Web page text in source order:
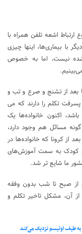
اشعه تلفن همراه با
با بیماری‌ها، اینها چیزی
نیست، اما به خصوص
بعد از تشنج و صرع و تب و
تکلم را دارند که می
اکنون خانواده‌ها یک
گونه مسائل هم وجود دارد،
از کرونا که خانواده‌ها در
و کودک به سمت آموزش‌های
ما شایع تر شد.
از صبح تا شب بدون وفقه
آن، مشکل تاخیر تکلم و